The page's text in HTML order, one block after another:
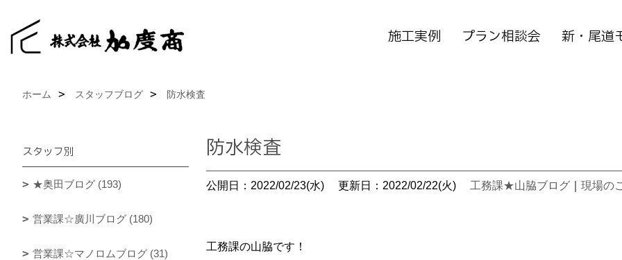
施工実例 プラン相談会 新・尾道
ホーム スタッフブログ 防水検査
防水検査
公開日：2022/02/23(水) 更新日：2022/02/22(火) 工務課★山脇ブログ 現場の
工務課の山脇です！
スタッフ別
★奥田ブログ (193)
営業課☆廣川ブログ (180)
営業課☆マノロムブログ (31)